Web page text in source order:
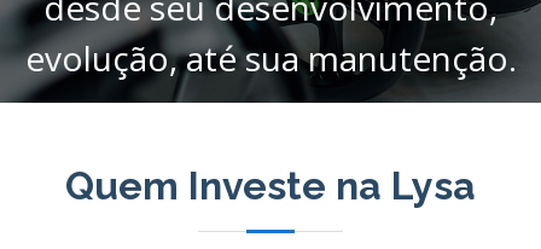
evolução, até sua manutenção.
Quem Investe na Lysa